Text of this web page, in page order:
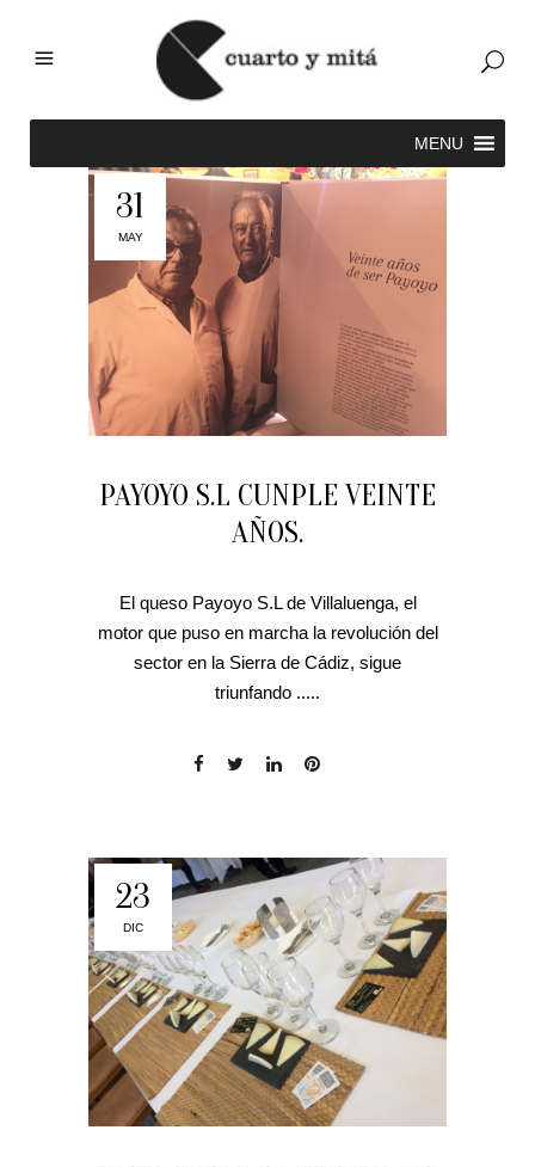
31
MAY
PAYOYO S.L CUNPLE VEINTE
AÑOS.
El queso Payoyo S.L de Villaluenga, el
motor que puso en marcha la revolución del
sector en la Sierra de Cádiz, sigue
triunfando .....
23
DIC